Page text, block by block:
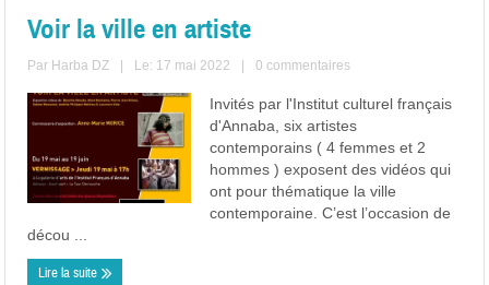
Voir la ville en artiste
Par Harba DZ Le: 17 mai 2022 0 commentaires
Invités par l'Institut culturel français
d'Annaba, six artistes
contemporains ( 4 femmes et 2
hommes ) exposent des vidéos qui
ont pour thématique la ville
contemporaine. C’est l’occasion de
décou ...
Lire la suite